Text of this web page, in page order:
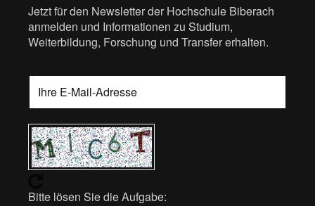
Jetzt für den Newsletter der Hochschule Biberach
anmelden und Informationen zu Studium,
Weiterbildung, Forschung und Transfer erhalten.
Bitte lösen Sie die Aufgabe: